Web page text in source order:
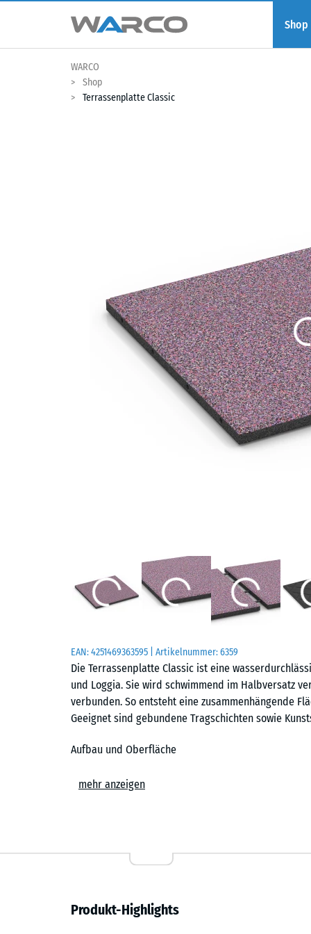
Shop
WARCO
Shop
Terrassenplatte Classic
EAN:4251469363595 | Artikelnummer:6359
Die Terrassenplatte Classic ist eine
und Loggia. Sie wird schwimmend im Halbversatz
verbunden. So entsteht eine zusammenhängende
Geeignet sind gebundene Tragschichten sowie
Aufbau und Oberfläche
Die Platte ist zweischichtig aufgebaut. Die
Niederschlagswasser läuft durch die offenporige
mehr anzeigen
Produkt-Highlights